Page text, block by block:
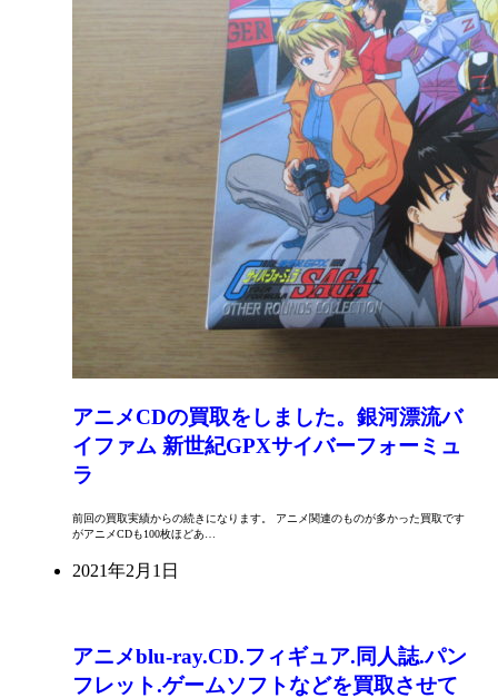
アニメCDの買取をしました。銀河漂流バ
イファム 新世紀GPXサイバーフォーミュ
ラ
前回の買取実績からの続きになります。 アニメ関連のものが多かった買取です
がアニメCDも100枚ほどあ…
2021年2月1日
アニメblu-ray.CD.フィギュア.同人誌.パン
フレット.ゲームソフトなどを買取させて